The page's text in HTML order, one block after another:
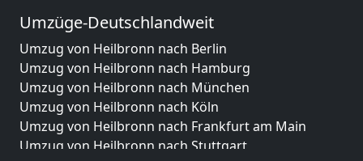
Umzüge-Deutschlandweit
Umzug von Heilbronn nach Berlin
Umzug von Heilbronn nach Hamburg
Umzug von Heilbronn nach München
Umzug von Heilbronn nach Köln
Umzug von Heilbronn nach Frankfurt am Main
Umzug von Heilbronn nach Stuttgart